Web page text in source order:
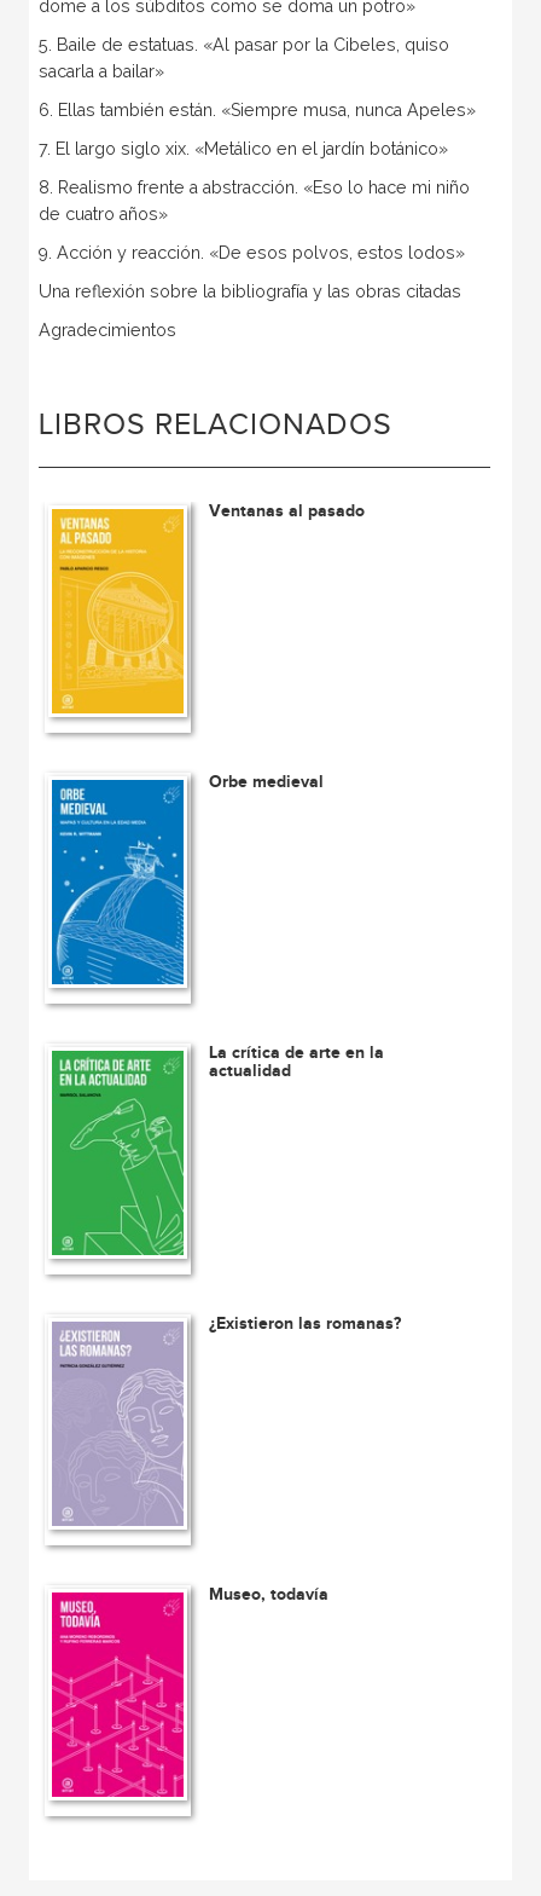
dome a los súbditos como se doma un potro»
5. Baile de estatuas. «Al pasar por la Cibeles, quiso
sacarla a bailar»
6. Ellas también están. «Siempre musa, nunca Apeles»
7. El largo siglo xix. «Metálico en el jardín botánico»
8. Realismo frente a abstracción. «Eso lo hace mi niño
de cuatro años»
9. Acción y reacción. «De esos polvos, estos lodos»
Una reflexión sobre la bibliografía y las obras citadas
Agradecimientos
LIBROS RELACIONADOS
Ventanas al pasado
Orbe medieval
La crítica de arte en la
actualidad
¿Existieron las romanas?
Museo, todavía